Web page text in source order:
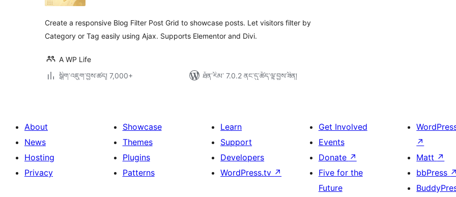
Create a responsive Blog Filter Post Grid to showcase posts. Let visitors filter by
Category or Tag easily using Ajax. Supports Elementor and Divi.
A WP Life
སྒྲིག་འཇུག་བྱས་ཚད། 7,000+
ཐོན་རིམ་ 7.0.2 ནང་དུ་ཚོད་ལྟ་བྱས་ཟིན།
About
News
Hosting
Privacy
Showcase
Themes
Plugins
Patterns
Learn
Support
Developers
WordPress.tv ↗
Get Involved
Events
Donate ↗
Five for the
Future
↗
Matt ↗
bbPress ↗